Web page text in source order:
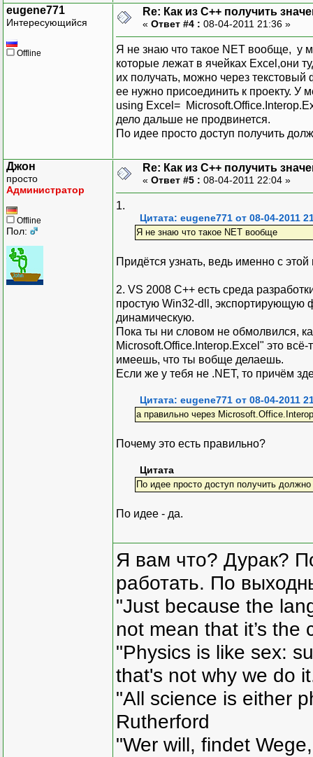
eugene771
Интересующийся
Offline
Re: Как из С++ получить
« Ответ #4 : 08-04-2011 21:36 »
Я не знаю что такое NET вообще, у
которые лежат в ячейках Excel,они
их получать, можно через
ее нужно присоединить к проекту. У
using Excel=
дело дальше не продвинется.
По идее просто доступ получить
Джон
просто
Администратор
Offline
Пол:
Re: Как из С++ получить
« Ответ #5 : 08-04-2011 22:04 »
1.
Цитата: eugene771 от 08-04-2011
Я не знаю что такое NET вообще
Придётся узнать, ведь именно с
2. VS 2008 С++ есть среда
простую Win32-dll, экспортирующую
динамическую.
Пока ты ни словом не обмолвился,
Microsoft.Office.Interop.Excel" это
имеешь, что ты вобще делаешь.
Если же у тебя не .NET, то причём
Цитата: eugene771 от 08-04-2011
а правильно через
Почему это есть правильно?
Цитата
По идее просто доступ получить
По идее - да.
Я вам что? Дурак?
работать. По
"Just because the
not mean that it’s the
"Physics is like sex:
that's not why we do
"All science is either
Rutherford
"Wer will, findet